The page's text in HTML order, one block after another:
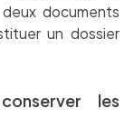
documents
un dossier
les